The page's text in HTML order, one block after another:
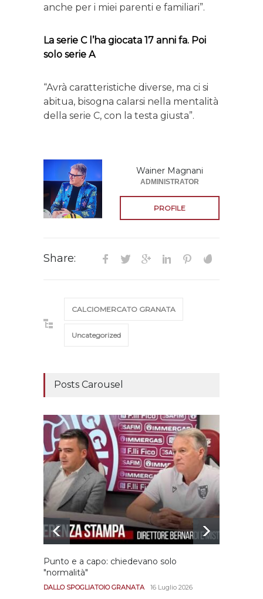
anche per i miei parenti e familiari”.
La serie C l’ha giocata 17 anni fa. Poi
solo serie A
“Avrà caratteristiche diverse, ma ci si
abitua, bisogna calarsi nella mentalità
della serie C, con la testa giusta”.
Wainer Magnani
ADMINISTRATOR
PROFILE
Share:
CALCIOMERCATO GRANATA
Uncategorized
Posts Carousel
Punto e a capo: chiedevano solo
"normalità"
DALLO SPOGLIATOIO GRANATA 16 Luglio 2026